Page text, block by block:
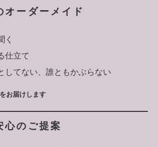
オーダーメイド
く
仕立て
してない、誰ともかぶらない
お届けします
心のご提案